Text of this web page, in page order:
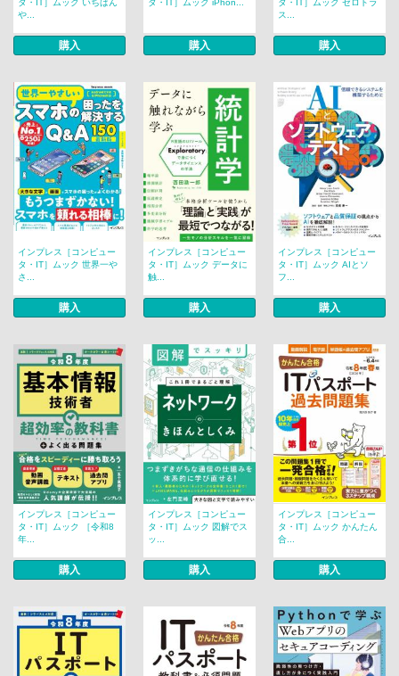
や...
購入 購入
ス...
購入
インプレス［コンピュー
タ・IT］ムック 世界一や
さ...
購入
インプレス［コンピュー
タ・IT］ムック データに
触...
購入
インプレス［コンピュー
タ・IT］ムック AIとソ
フ...
購入
インプレス［コンピュー
タ・IT］ムック ［令和8
年...
購入
インプレス［コンピュー
タ・IT］ムック 図解でス
ッ...
購入
インプレス［コンピュー
タ・IT］ムック かんたん
合...
購入